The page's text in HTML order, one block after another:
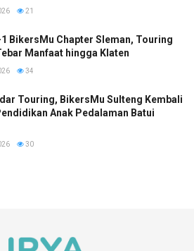
21
BikersMu Chapter Sleman, Touring
Manfaat hingga Klaten
34
Touring, BikersMu Sulteng Kembali
Anak Pedalaman Batui
30